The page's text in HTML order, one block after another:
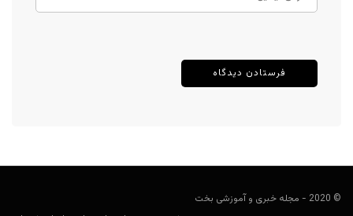
© 2020 - مجله خبری و آموزشی بخت